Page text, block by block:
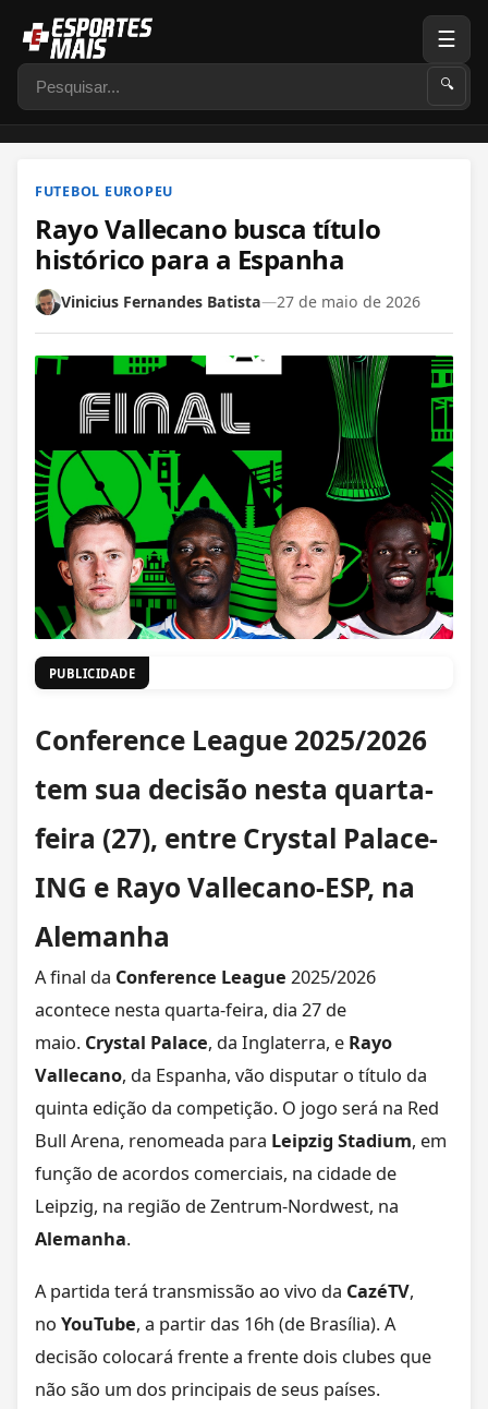
Pesquisar 🔍
☰
FUTEBOL EUROPEU
Rayo Vallecano busca título
histórico para a Espanha
Vinicius Fernandes Batista—27 de maio de 2026
PUBLICIDADE
Conference League 2025/2026
tem sua decisão nesta quarta-
feira (27), entre Crystal Palace-
ING e Rayo Vallecano-ESP, na
Alemanha
A final da Conference League 2025/2026
acontece nesta quarta-feira, dia 27 de
maio. Crystal Palace, da Inglaterra, e Rayo
Vallecano, da Espanha, vão disputar o título da
quinta edição da competição. O jogo será na Red
Bull Arena, renomeada para Leipzig Stadium, em
função de acordos comerciais, na cidade de
Leipzig, na região de Zentrum-Nordwest, na
Alemanha.
A partida terá transmissão ao vivo da CazéTV,
no YouTube, a partir das 16h (de Brasília). A
decisão colocará frente a frente dois clubes que
não são um dos principais de seus países.